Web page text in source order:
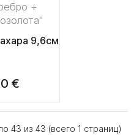
+
9,6см
€
43 из 43 (всего 1 страниц)